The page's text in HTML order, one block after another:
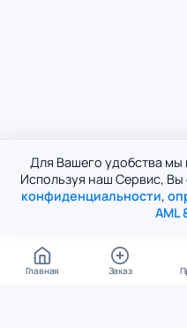
Для Вашего удобства мы
Используя наш Сервис, Вы
конфиденциальности,
AML
Главная Заказ